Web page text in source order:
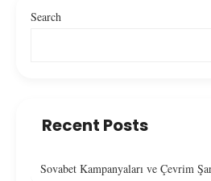
Search
Recent Posts
Sovabet Kampanyaları ve Çevrim